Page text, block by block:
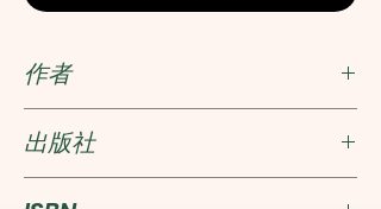
作者
Healthy Family Organic Farm
出版社